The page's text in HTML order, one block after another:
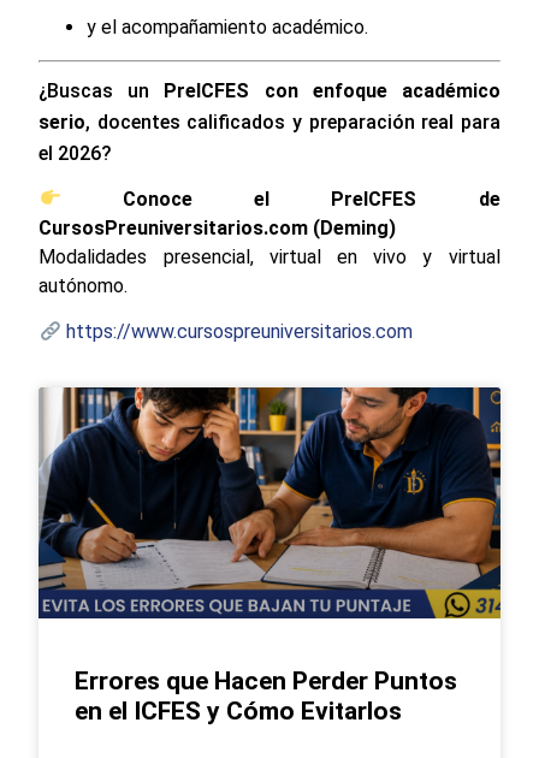
y el acompañamiento académico.
¿Buscas un PreICFES con enfoque académico
serio, docentes calificados y preparación real para
el 2026?
Conoce el PreICFES de
CursosPreuniversitarios.com (Deming)
Modalidades presencial, virtual en vivo y virtual
autónomo.
https://www.cursospreuniversitarios.com
Errores que Hacen Perder Puntos
en el ICFES y Cómo Evitarlos